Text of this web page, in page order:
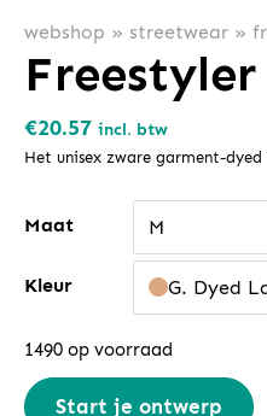
webshop » streetwear »
€20.57 incl. btw
Het unisex zware garment-dyed
Maat M
Kleur G. Dyed
1490 op voorraad
Freestyler
Start je ontwerp